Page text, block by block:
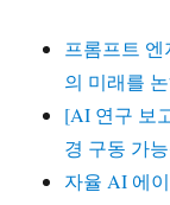
프롬프트
의 미래를
[AI 연구 보
경 구동 가
자율 AI 에